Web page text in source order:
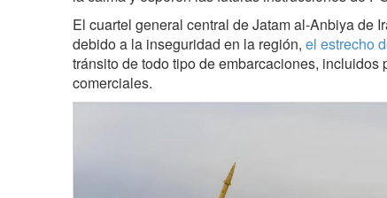
El cuartel general central de Jatam al-Anbiya de
debido a la inseguridad en la región, el estrecho
tránsito de todo tipo de embarcaciones, incluidos
comerciales.